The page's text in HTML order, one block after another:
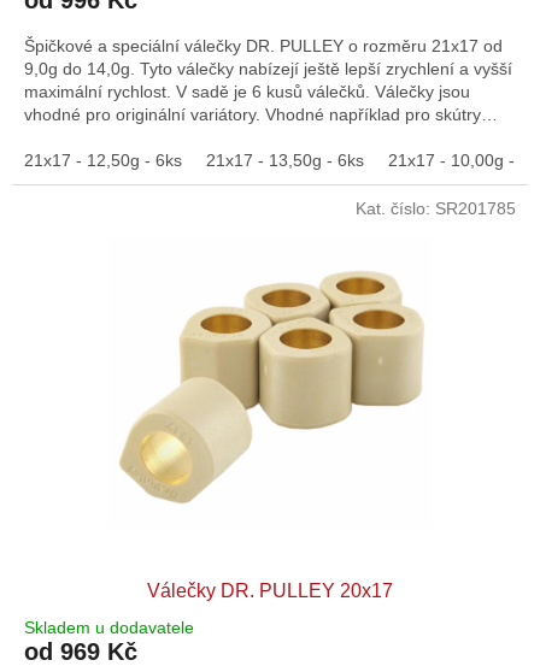
Špičkové a speciální válečky DR. PULLEY o rozměru 21x17 od
9,0g do 14,0g. Tyto válečky nabízejí ještě lepší zrychlení a vyšší
maximální rychlost. V sadě je 6 kusů válečků. Válečky jsou
vhodné pro originální variátory. Vhodné například pro skútry
21x17 - 12,50g - 6ks
21x17 - 13,50g - 6ks 21x17 - 10,00g -
Válečky DR. PULLEY 20x17
Skladem u dodavatele
od 969 Kč
Kat. číslo: SR201785